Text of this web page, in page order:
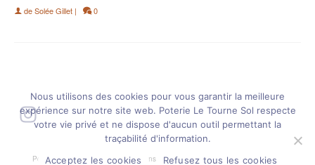
deSolée Gillet | 0
Instagram
Politique de confidentialité Mentions légales Plan de site CGV
Nous utilisons des cookies pour vous garantir la meilleure
expérience sur notre site web. Poterie Le Tourne Sol respecte
votre vie privé et ne dispose d'aucun outil permettant la
traçabilité d'information.
Acceptez les cookies
Refusez tous les cookies